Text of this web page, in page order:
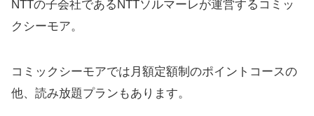
NTTの子会社であるNTTソルマーレが運営するコミッ
クシーモア。
コミックシーモアでは月額定額制のポイントコースの
他、読み放題プランもあります。